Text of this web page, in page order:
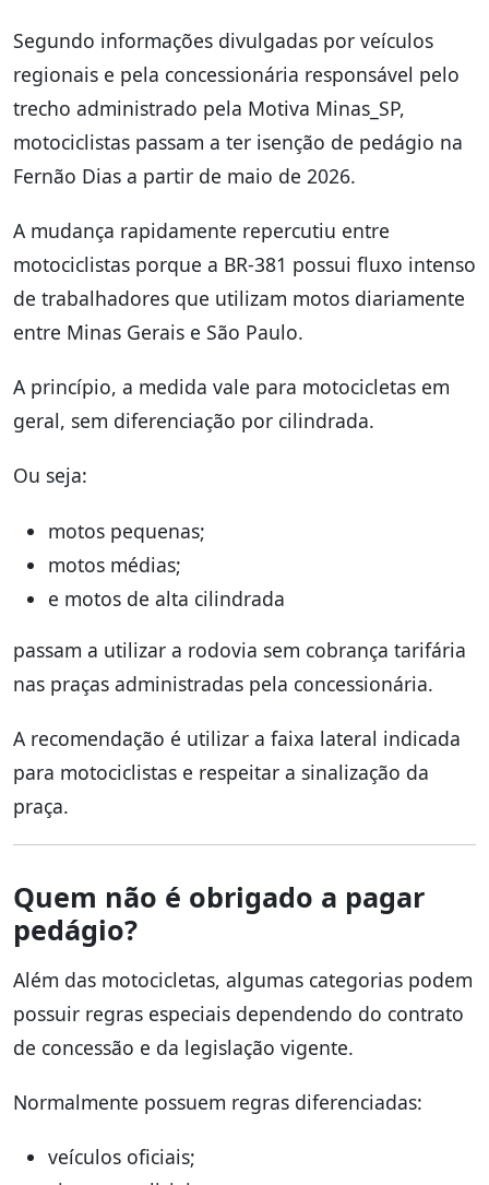
Segundo informações divulgadas por veículos
regionais e pela concessionária responsável pelo
trecho administrado pela Motiva Minas_SP,
motociclistas passam a ter isenção de pedágio na
Fernão Dias a partir de maio de 2026.
A mudança rapidamente repercutiu entre
motociclistas porque a BR-381 possui fluxo intenso
de trabalhadores que utilizam motos diariamente
entre Minas Gerais e São Paulo.
A princípio, a medida vale para motocicletas em
geral, sem diferenciação por cilindrada.
Ou seja:
motos pequenas;
motos médias;
e motos de alta cilindrada
passam a utilizar a rodovia sem cobrança tarifária
nas praças administradas pela concessionária.
A recomendação é utilizar a faixa lateral indicada
para motociclistas e respeitar a sinalização da
praça.
Quem não é obrigado a pagar
pedágio?
Além das motocicletas, algumas categorias podem
possuir regras especiais dependendo do contrato
de concessão e da legislação vigente.
Normalmente possuem regras diferenciadas:
veículos oficiais;